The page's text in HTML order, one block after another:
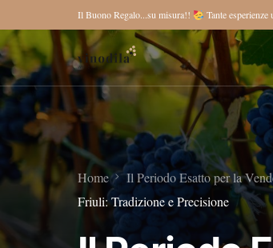
Il Buono Regalo...su misura!! Tante esperienze
Home Il Periodo Esatto per la
Friuli: Tradizione e Precisione